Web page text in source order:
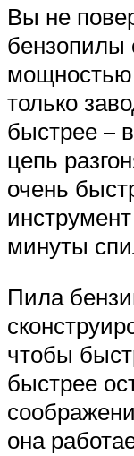
Вы не
бензопилы
только
быстрее –
цепь
очень
минуты
Пила
чтобы
быстрее
она